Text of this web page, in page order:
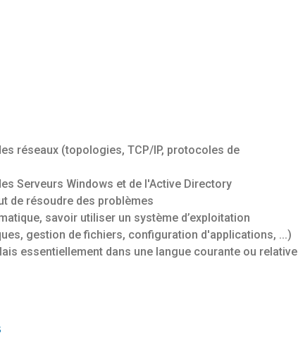
réseaux (topologies, TCP/IP, protocoles de
Serveurs Windows et de l'Active Directory
de résoudre des problèmes
savoir utiliser un système d’exploitation
gestion de fichiers, configuration d'applications, ...)
essentiellement dans une langue courante ou relative